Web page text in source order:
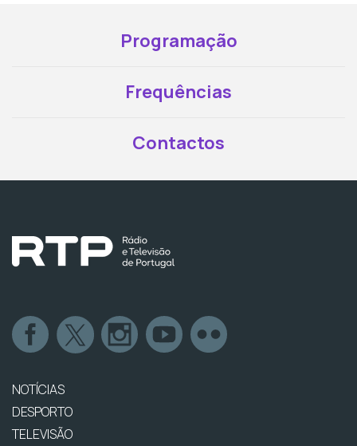
Programação
Frequências
Contactos
NOTÍCIAS
DESPORTO
TELEVISÃO